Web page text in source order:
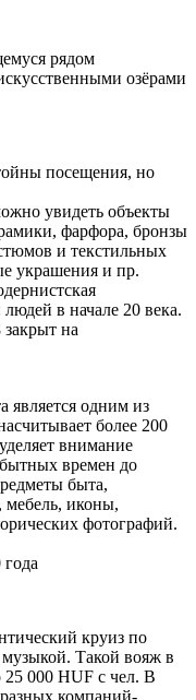
рядом
озёрами
посещения, но
увидеть объекты
фарфора, бронзы
и текстильных
украшения и пр.
в начале 20 века.
на
является одним из
более 200
внимание
времен до
быта,
мебель, иконы,
фотографий.
круиз по
Такой вояж в
25 000 HUF с чел. В
компаний-